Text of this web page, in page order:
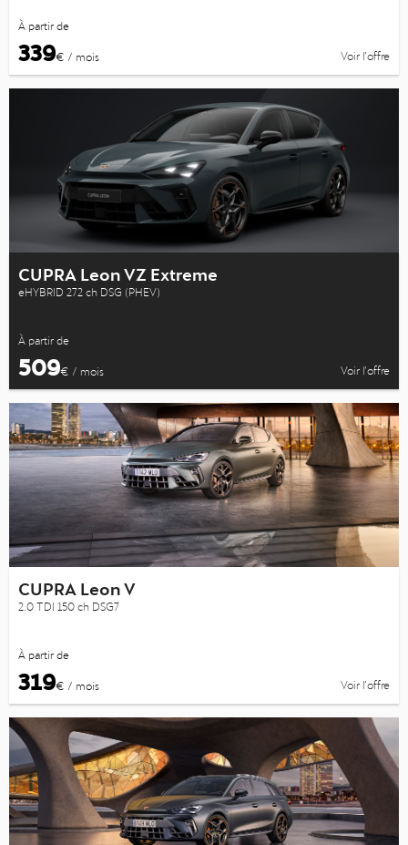
À partir de
339€ / mois Voir l’offre
CUPRA Leon VZ Extreme
eHYBRID 272 ch DSG (PHEV)
À partir de
509€ / mois Voir l’offre
CUPRA Leon V
2.0 TDI 150 ch DSG7
À partir de
319€ / mois Voir l’offre